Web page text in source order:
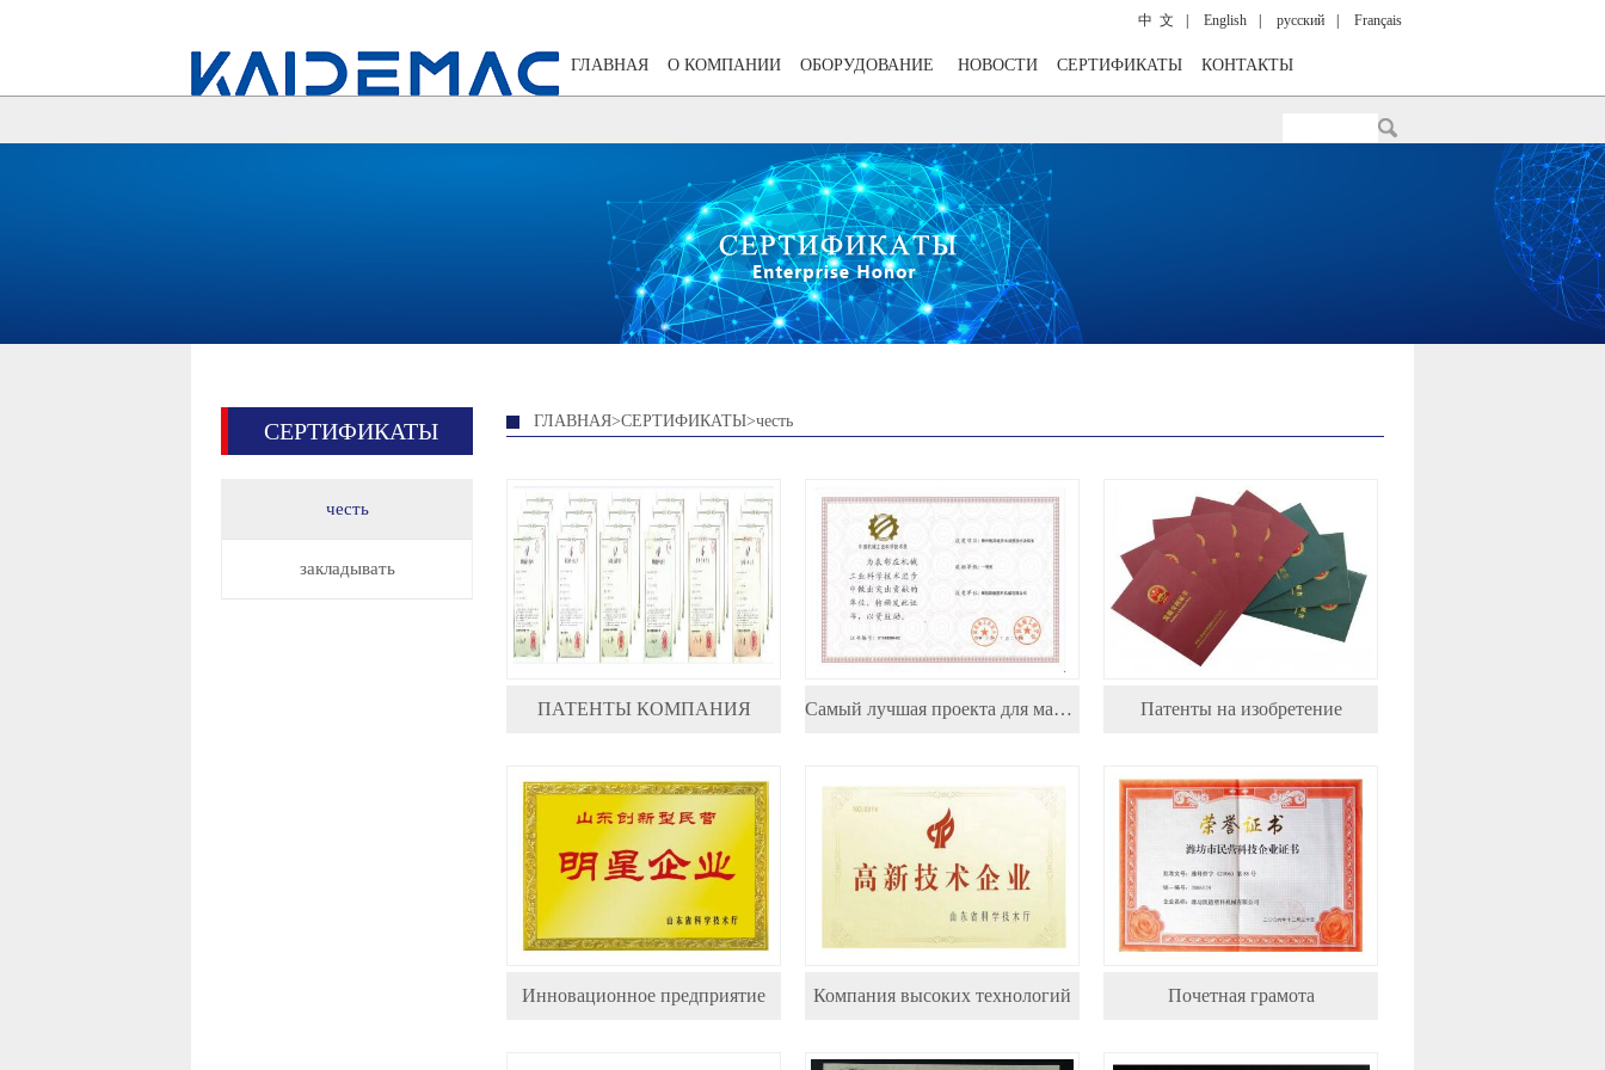
中 文 English русский Français
ГЛАВНАЯ О КОМПАНИИ ОБОРУДОВАНИЕ НОВОСТИ СЕРТИФИКАТЫ КОНТАКТЫ
СЕРТИФИКАТЫ
честь
закладывать
ГЛАВНАЯ>СЕРТИФИКАТЫ>честь
ПАТЕНТЫ КОМПАНИЯ Самый лучшая проекта для машиностроения 2014. Патенты на изобретение
Инновационное предприятие Компания высоких технологий Почетная грамота